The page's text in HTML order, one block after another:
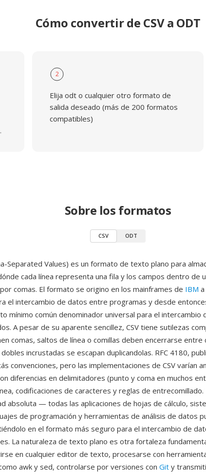
Cómo convertir de CSV a ODT
2
Elija odt o cualquier otro formato de
salida deseado (más de 200 formatos
compatibles)
Sobre los formatos
CSV ODT
Separated Values) es un formato de texto plano para
cada línea representa una fila y los campos dentro de
comas. El formato se origino en los mainframes de IBM
el intercambio de datos entre programas y desde
mínimo común denominador universal para el intercambio
A pesar de su aparente sencillez, CSV tiene sutilezas
comas, saltos de línea o comillas deben encerrarse entre
incrustadas se escapan duplicandolas. RFC 4180,
convenciones, pero las implementaciones de CSV varían
diferencias en delimitadores (punto y coma en muchos
codificaciones de caracteres y reglas de entrecomillado.
absoluta — todas las aplicaciones de hojas de cálculo,
de programación y herramientas de análisis de datos
en el formato más seguro para el intercambio de
La naturaleza de texto plano es otra fortaleza
en cualquier editor de texto, procesarse con
awk y sed, controlarse por versiones con Git y